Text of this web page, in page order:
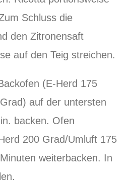
Schluss die
den Zitronensaft
auf den Teig streichen.
(E-Herd 175
auf der untersten
backen. Ofen
200 Grad/Umluft 175
weiterbacken. In